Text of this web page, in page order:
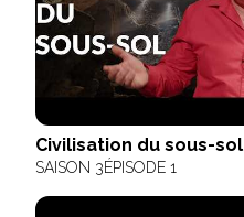
Civilisation du sous-sol
SAISON 3ÉPISODE 1